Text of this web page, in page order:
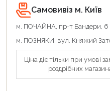
Самовивіз м. Київ
м. ПОЧАЙНА, пр-т Бандери, 6
м. ПОЗНЯКИ, вул. Княжий
Ціна діє тільки при умові
роздрібних
Оформити